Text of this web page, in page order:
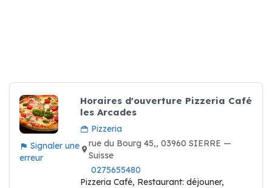
Signaler une
erreur
Horaires d'ouverture Pizzeria Café
les Arcades
Pizzeria
rue du Bourg 45,, 03960 SIERRE —
Suisse
0275655480
Pizzeria Café, Restaurant: déjouner,